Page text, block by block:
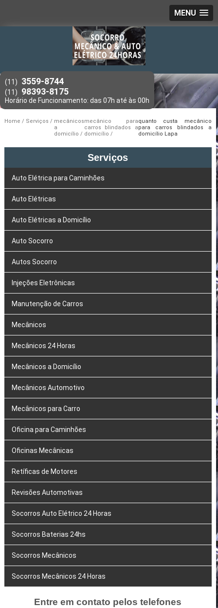
MENU
(11) 3559-8744
(11) 98393-8175
Home Serviços
mecânicos
a
domicílio
mecânico para
carros blindados a
domicílio
quanto custa mecânico
para carros blindados a
domicílio Lapa
Serviços
Auto Elétrica para Caminhões
Auto Elétricas
Auto Elétricas a Domicílio
Auto Socorro
Autos Socorro
Injeções Eletrônicas
Manutenção de Carros
Mecânicos
Mecânicos 24 Horas
Mecânicos a Domicílio
Mecânicos Automotivo
Mecânicos para Carro
Oficina para Caminhões
Oficinas Mecânicas
Retíficas de Motores
Revisões Automotivas
Socorros Auto Elétrico 24 Horas
Socorros Baterias 24hs
Socorros Mecânicos
Socorros Mecânicos 24 Horas
Entre em contato pelos telefones